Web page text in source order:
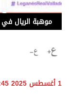
موهبة الريال في
1 أغسطس 2025 14:45